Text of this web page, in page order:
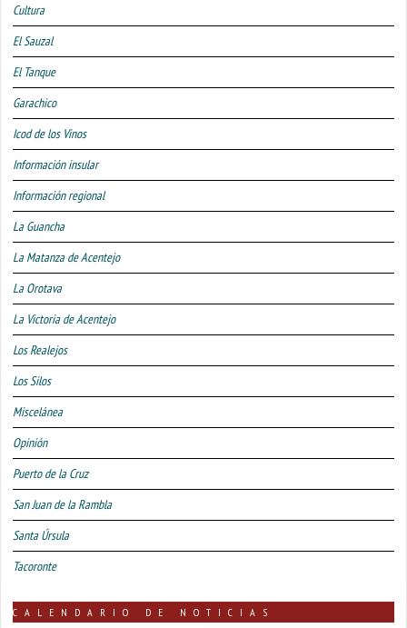
Cultura
El Sauzal
El Tanque
Garachico
Icod de los Vinos
Información insular
Información regional
La Guancha
La Matanza de Acentejo
La Orotava
La Victoria de Acentejo
Los Realejos
Los Silos
Miscelánea
Opinión
Puerto de la Cruz
San Juan de la Rambla
Santa Úrsula
Tacoronte
CALENDARIO DE NOTICIAS